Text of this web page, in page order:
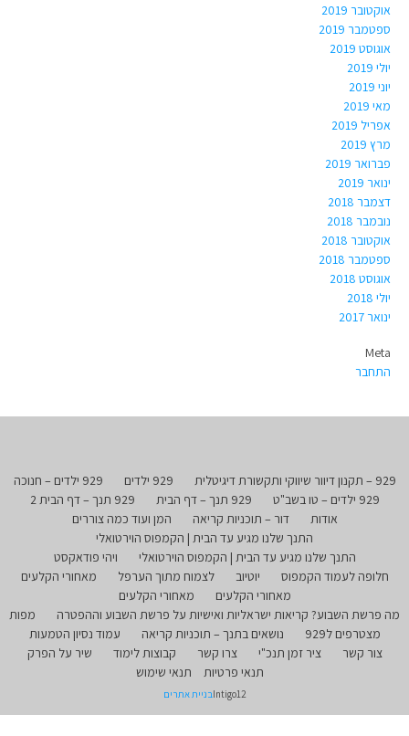
אוקטובר 2019
ספטמבר 2019
אוגוסט 2019
יולי 2019
יוני 2019
מאי 2019
אפריל 2019
מרץ 2019
פברואר 2019
ינואר 2019
דצמבר 2018
נובמבר 2018
אוקטובר 2018
ספטמבר 2018
אוגוסט 2018
יולי 2018
ינואר 2017
Meta
התחבר
929 – תקנון דיוור שיווקי ותקשורת דיגיטלית 929 ילדים
929 ילדים – חנוכה
929 ילדים – טו בשב"ט
929 תנך – דף הבית
929 תנך – דף הבית 2
אודות
דור – תוכניות קריאה
המן ועוד כמה צוררים
התנך שלנו מגיע עד הבית | הקמפוס הוירטואלי
התנך שלנו מגיע עד הבית | הקמפוס הוירטואלי
ויהי פודאקסט
חלופה לעמוד הקמפוס
יוטיוב לצמוח מתוך הערפל
מאחורי הקלעים
מאחורי הקלעים
מאחורי הקלעים
מה פרשת השבוע? קריאות ישראליות ואישיות על פרשת השבוע וההפטרה
מפות
מצטרפים ל929
נושאים בתנך – תוכניות קריאה
עמוד נסיון הטמעות
צור קשר
ציר זמן תנכ"י צרו קשר קבוצות לימוד
שיר על הפרק
תנאי פרטיות
תנאי שימוש
Intigo12בניית אתרים